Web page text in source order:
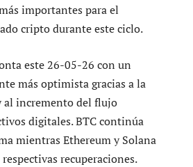
importantes para el
cripto durante este ciclo.
este 26-05-26 con un
más optimista gracias a la
al incremento del flujo
digitales. BTC continúa
mientras Ethereum y Solana
recuperaciones.